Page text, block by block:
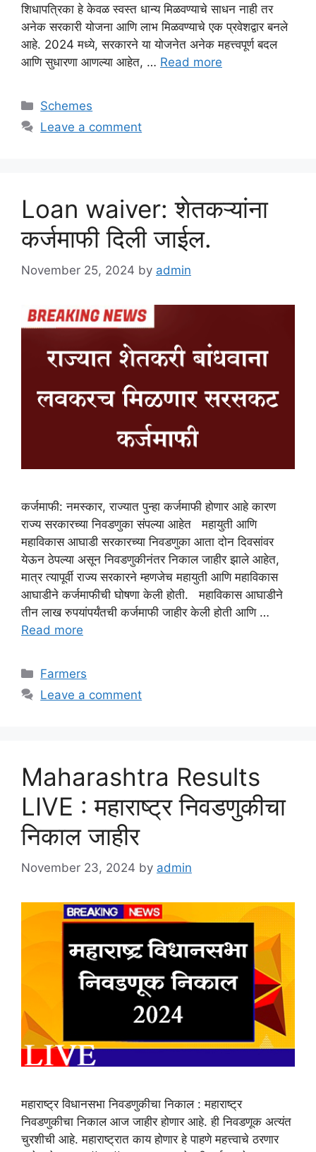
शिधापत्रिका हे केवळ स्वस्त धान्य मिळवण्याचे साधन नाही तर
अनेक सरकारी योजना आणि लाभ मिळवण्याचे एक प्रवेशद्वार बनले
आहे. 2024 मध्ये, सरकारने या योजनेत अनेक महत्त्वपूर्ण बदल
आणि सुधारणा आणल्या आहेत, … Read more
Categories
Schemes
Leave a comment
Loan waiver: शेतकऱ्यांना
कर्जमाफी दिली जाईल.
November 25, 2024 by admin
कर्जमाफी: नमस्कार, राज्यात पुन्हा कर्जमाफी होणार आहे कारण
राज्य सरकारच्या निवडणुका संपल्या आहेत महायुती आणि
महाविकास आघाडी सरकारच्या निवडणुका आता दोन दिवसांवर
येऊन ठेपल्या असून निवडणुकीनंतर निकाल जाहीर झाले आहेत,
मात्र त्यापूर्वी राज्य सरकारने म्हणजेच महायुती आणि महाविकास
आघाडीने कर्जमाफीची घोषणा केली होती. महाविकास आघाडीने
तीन लाख रुपयांपर्यंतची कर्जमाफी जाहीर केली होती आणि …
Read more
Categories
Farmers
Leave a comment
Maharashtra Results
LIVE : महाराष्ट्र निवडणुकीचा
निकाल जाहीर
November 23, 2024 by admin
महाराष्ट्र विधानसभा निवडणुकीचा निकाल : महाराष्ट्र
निवडणुकीचा निकाल आज जाहीर होणार आहे. ही निवडणूक अत्यंत
चुरशीची आहे. महाराष्ट्रात काय होणार हे पाहणे महत्त्वाचे ठरणार